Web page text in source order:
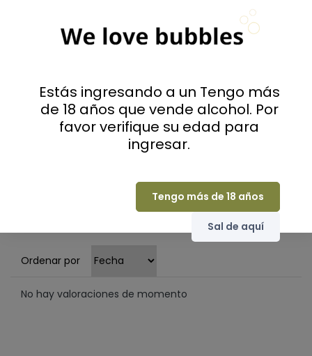
los comentarios.
(0)
(0)
Sólo los usuarios que han comprado
Ordenar por
No hay valoraciones de momento
Estás ingresando a un Tengo más
de 18 años que vende alcohol. Por
favor verifique su edad para
ingresar.
Tengo más de 18 años
Sal de aquí